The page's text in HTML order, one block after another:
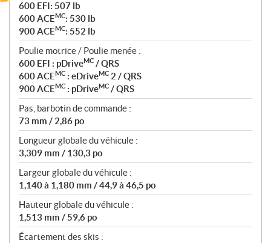
600 EFI: 507 lb
600 ACEMC: 530 lb
900 ACEMC: 552 lb
Poulie motrice / Poulie menée :
600 EFI : pDriveMC / QRS
600 ACEMC : eDriveMC 2 / QRS
900 ACEMC : pDriveMC / QRS
Pas, barbotin de commande :
73 mm / 2,86 po
Longueur globale du véhicule :
3,309 mm / 130,3 po
Largeur globale du véhicule :
1,140 à 1,180 mm / 44,9 à 46,5 po
Hauteur globale du véhicule :
1,513 mm / 59,6 po
Écartement des skis :